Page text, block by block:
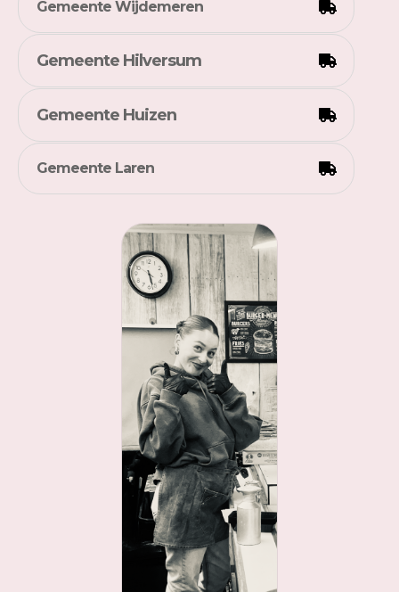
Gemeente Wijdemeren
Gemeente Hilversum
Gemeente Huizen
Gemeente Laren